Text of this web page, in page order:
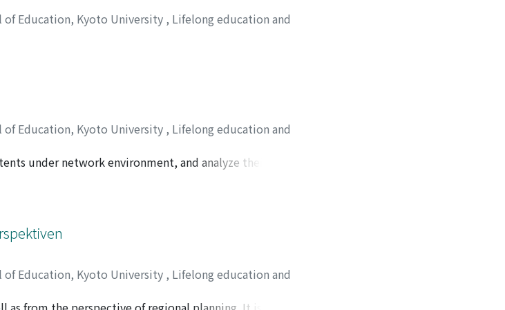
of Education, Kyoto University , Lifelong education and
of Education, Kyoto University , Lifelong education and
under network environment, and analyze their
retrieval entrances, commands, data quality,
sources in the way of strengthening their
of Education, Kyoto University , Lifelong education and